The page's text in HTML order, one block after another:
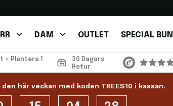
DAM OUTLET SPECIAL
= Plantera 1
30 Dagars
Retur
den här veckan med koden TREES10 i kassan.